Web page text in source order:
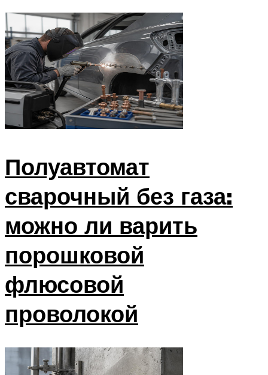
Полуавтомат
сварочный без газа:
можно ли варить
порошковой
флюсовой
проволокой